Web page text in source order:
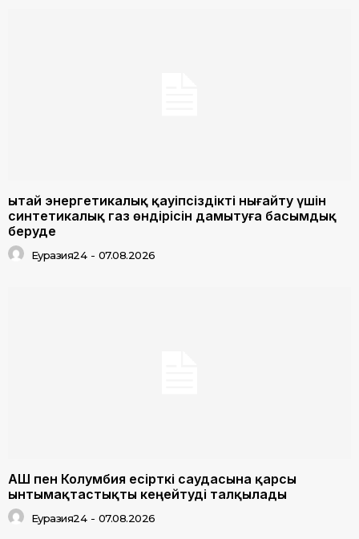
Қытай энергетикалық қауіпсіздікті нығайту үшін
синтетикалық газ өндірісін дамытуға басымдық
беруде
Еуразия24 - 07.08.2026
АҚШ пен Колумбия есірткі саудасына қарсы
ынтымақтастықты кеңейтуді талқылады
Еуразия24 - 07.08.2026